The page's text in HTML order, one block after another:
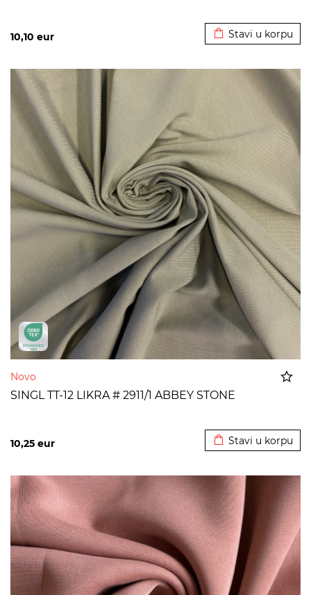
10,10 eur Stavi u korpu
Novo
SINGL TT-12 LIKRA # 2911/1 ABBEY STONE
10,25 eur Stavi u korpu